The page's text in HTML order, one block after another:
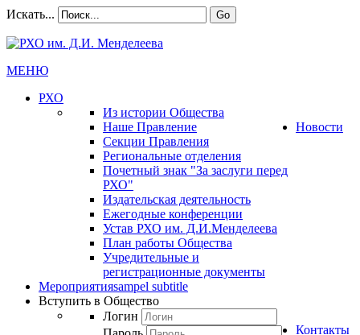
Искать... Go
МЕНЮ
РХО
Из истории Общества
Наше Правление
Секции Правления
Региональные отделения
Почетный знак "За заслуги перед
РХО"
Издательская деятельность
Ежегодные конференции
Устав РХО им. Д.И.Менделеева
План работы Общества
Учредительные и
регистрационные документы
Новости
Мероприятияsampel subtitle
Вступить в Общество
Логин
Контакты